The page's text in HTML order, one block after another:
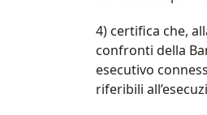
4) certifica che,
confronti della
esecutivo
riferibili